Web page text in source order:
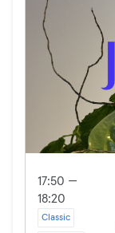
17:50 —
18:20
Classic